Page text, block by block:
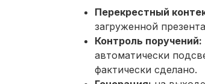
Перекрестный
загруженной
Контроль поручений:
автоматически
фактически сделано.